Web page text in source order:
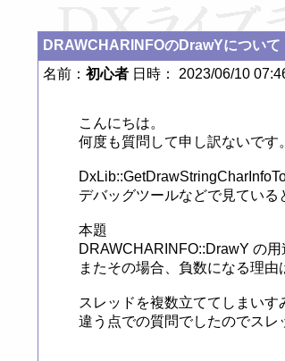
DRAWCHARINFOのDrawYについて
名前： 初心者日時： 2023/06/10
こんにちは。
何度も質問して申し訳ないです。
デバッグツールなどで見ている
本題
DRAWCHARINFO::DrawY の
またその場合、負数になる理由
スレッドを複数立ててしまいす
違う点での質問でしたのでスレ